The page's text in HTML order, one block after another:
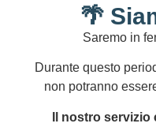
🌴
Saremo in
Durante questo
non potranno
Il nostro